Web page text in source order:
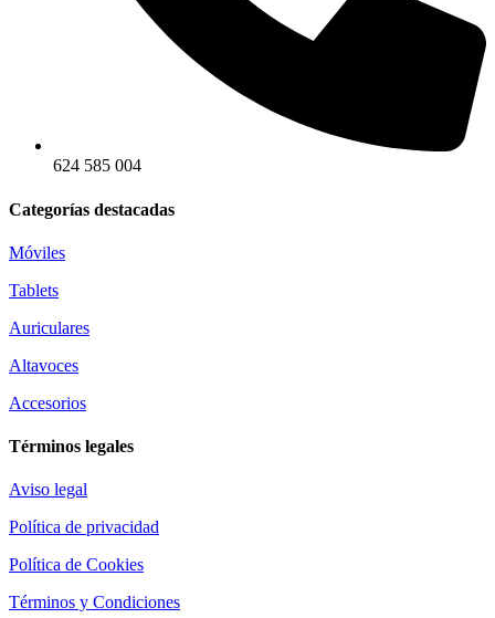
624 585 004
Categorías destacadas
Móviles
Tablets
Auriculares
Altavoces
Accesorios
Términos legales
Aviso legal
Política de privacidad
Política de Cookies
Términos y Condiciones